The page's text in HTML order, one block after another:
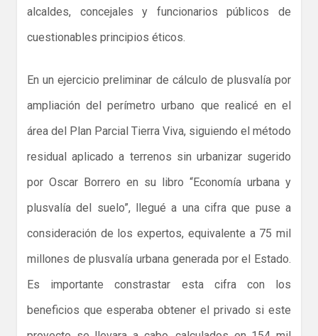
alcaldes, concejales y funcionarios públicos de
cuestionables principios éticos.
En un ejercicio preliminar de cálculo de plusvalía por
ampliación del perímetro urbano que realicé en el
área del Plan Parcial Tierra Viva, siguiendo el método
residual aplicado a terrenos sin urbanizar sugerido
por Oscar Borrero en su libro “Economía urbana y
plusvalía del suelo”, llegué a una cifra que puse a
consideración de los expertos, equivalente a 75 mil
millones de plusvalía urbana generada por el Estado.
Es importante constrastar esta cifra con los
beneficios que esperaba obtener el privado si este